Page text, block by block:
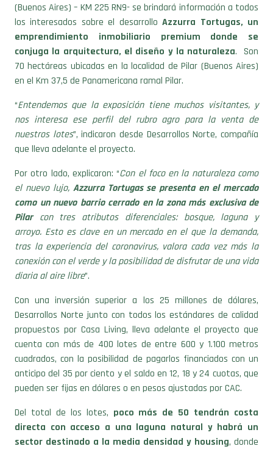
(Buenos Aires) – KM 225 RN9- se brindará información a todos
los interesados sobre el desarrolloAzzurra Tortugas, un
emprendimiento inmobiliario premium donde se
conjuga la arquitectura, el diseño y la naturaleza. Son
70 hectáreas ubicadas en la localidad de Pilar (Buenos Aires)
en el Km 37,5 de Panamericana ramal Pilar.
“Entendemos que la exposición tiene muchos visitantes, y
nos interesa ese perfil del rubro agro para la venta de
nuestros lotes”, indicaron desde Desarrollos Norte, compañía
que lleva adelante el proyecto.
Por otro lado, explicaron: “Con el foco en la naturaleza como
el nuevo lujo, Azzurra Tortugas se presenta en el mercado
como un nuevo barrio cerrado en la zona más exclusiva de
Pilarcon tres atributos diferenciales: bosque, laguna y
arroyo. Esto es clave en un mercado en el que la demanda,
tras la experiencia del coronavirus, valora cada vez más la
conexión con el verde y la posibilidad de disfrutar de una vida
diaria al aire libre”.
Con una inversión superior a los 25 millones de dólares,
Desarrollos Norte junto con todos los estándares de calidad
propuestos por Casa Living, lleva adelante el proyecto que
cuenta con más de 400 lotes de entre 600 y 1.100 metros
cuadrados, con la posibilidad de pagarlos financiados con un
anticipo del 35 por ciento y el saldo en 12, 18 y 24 cuotas, que
pueden ser fijas en dólares o en pesos ajustadas por CAC.
Del total de los lotes, poco más de 50 tendrán costa
directa con acceso a una laguna natural y habrá un
sector destinado a la media densidad y housing, donde